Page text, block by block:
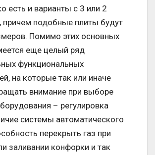
есть и варианты с 3 или 2
причем подобные плиты будут
Помимо этих основных
еще целый ряд
функциональных
на которые так или иначе
внимание при выборе
– регулировка
системы автоматического
перекрыть газ при
заливании конфорки и так